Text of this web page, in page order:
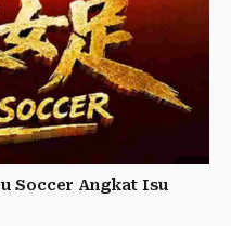
Soccer Angkat Isu